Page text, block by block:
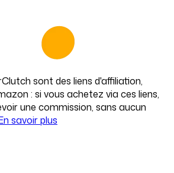
sont des liens d'affiliation,
: si vous achetez via ces liens,
une commission, sans aucun
savoir plus